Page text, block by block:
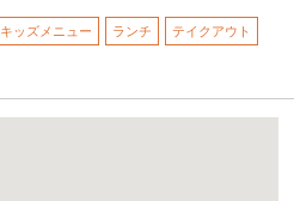
キッズメニュー ランチ テイクアウト